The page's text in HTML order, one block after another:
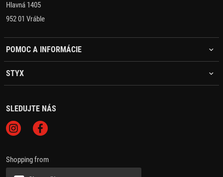
Hlavná 1405
952 01 Vráble
POMOC A INFORMÁCIE
STYX
SLEDUJTE NÁS
Shopping from